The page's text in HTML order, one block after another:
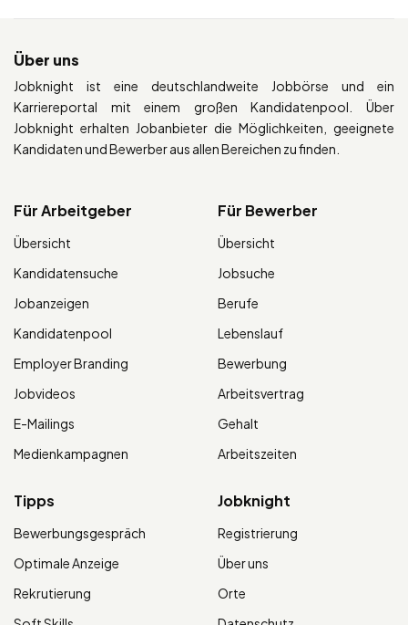
Über uns
Jobknight ist eine deutschlandweite Jobbörse und ein
Karriereportal mit einem großen Kandidatenpool. Über
Jobknight erhalten Jobanbieter die Möglichkeiten, geeignete
Kandidaten und Bewerber aus allen Bereichen zu finden.
Für Arbeitgeber
Übersicht
Kandidatensuche
Jobanzeigen
Kandidatenpool
Employer Branding
Jobvideos
E-Mailings
Medienkampagnen
Für Bewerber
Übersicht
Jobsuche
Berufe
Lebenslauf
Bewerbung
Arbeitsvertrag
Gehalt
Arbeitszeiten
Tipps
Bewerbungsgespräch
Optimale Anzeige
Rekrutierung
Jobknight
Registrierung
Über uns
Orte